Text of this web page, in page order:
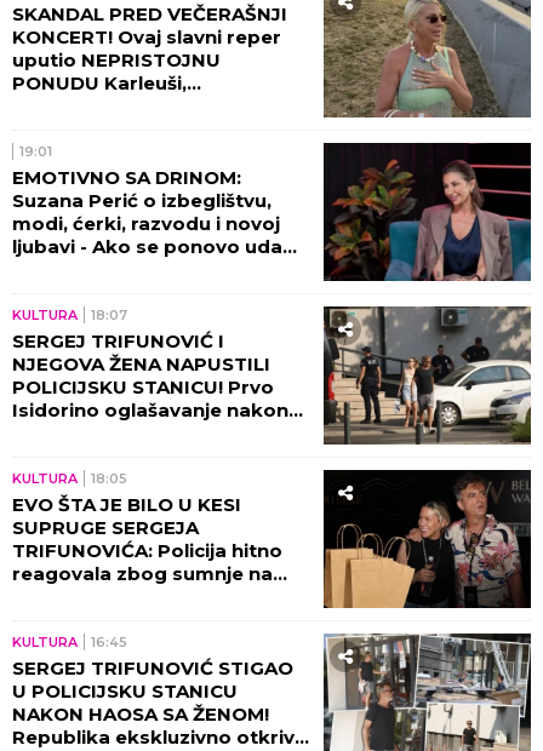
SKANDAL PRED VEČERAŠNJI
KONCERT! Ovaj slavni reper
uputio NEPRISTOJNU
PONUDU Karleuši,
19:01
EMOTIVNO SA DRINOM:
Suzana Perić o izbeglištvu,
modi, ćerki, razvodu i novoj
ljubavi - Ako se ponovo udam,
KULTURA 18:07
SERGEJ TRIFUNOVIĆ I
NJEGOVA ŽENA NAPUSTILI
POLICIJSKU STANICU! Prvo
Isidorino oglašavanje nakon
KULTURA 18:05
EVO ŠTA JE BILO U KESI
SUPRUGE SERGEJA
TRIFUNOVIĆA: Policija hitno
reagovala zbog sumnje na
KULTURA 16:45
SERGEJ TRIFUNOVIĆ STIGAO
U POLICIJSKU STANICU
NAKON HAOSA SA ŽENOM!
Republika ekskluzivno otkriva